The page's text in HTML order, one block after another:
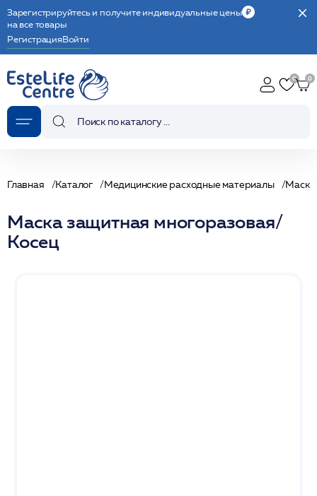
Зарегистрируйтесь и получите индивидуальные цены
на все товары
РегистрацияВойти
Главная Каталог Медицинские расходные материалы Маски
Маска защитная многоразовая/
Косец